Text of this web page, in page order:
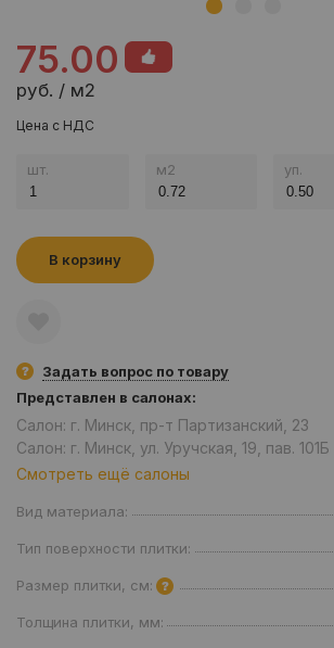
75.00
руб. / м2
Цена с НДС
шт. м2 уп.
В корзину
Задать вопрос по товару
Представлен в салонах:
Салон: г. Минск, пр-т Партизанский, 23
Салон: г. Минск, ул. Уручская, 19, пав. 101Б
Смотреть ещё салоны
Вид материала:
Тип поверхности плитки:
Размер плитки, см:
Толщина плитки, мм: